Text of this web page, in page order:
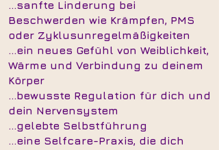
...sanfte Linderung bei
Beschwerden wie Krämpfen, PMS
oder Zyklusunregelmäßigkeiten
...ein neues Gefühl von Weiblichkeit,
Wärme und Verbindung zu deinem
Körper
...bewusste Regulation für dich und
dein Nervensystem
...gelebte Selbstführung
...eine Selfcare-Praxis, die dich